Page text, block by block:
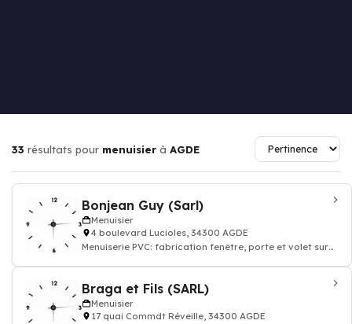
33 résultats pour menuisier à AGDE
Bonjean Guy (Sarl)
Menuisier
4 boulevard Lucioles, 34300 AGDE
Menuiserie PVC: fabrication fenêtre, porte et volet sur
Braga et Fils (SARL)
Menuisier
17 quai Commdt Réveille, 34300 AGDE